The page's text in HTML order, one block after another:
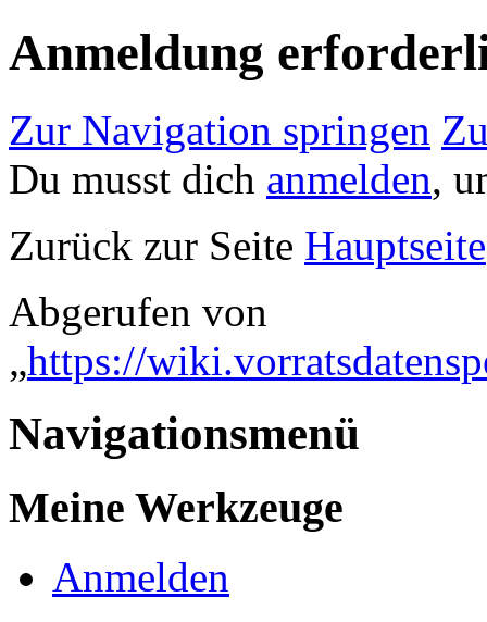
Anmeldung
Zur Navigation springen
Du musst dich anmelden,
Zurück zur Seite Hauptseite
Abgerufen von
„https://
Navigationsmenü
Meine Werkzeuge
Anmelden